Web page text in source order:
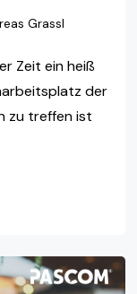
Grassl
Zeit ein heiß
der
zu treffen ist